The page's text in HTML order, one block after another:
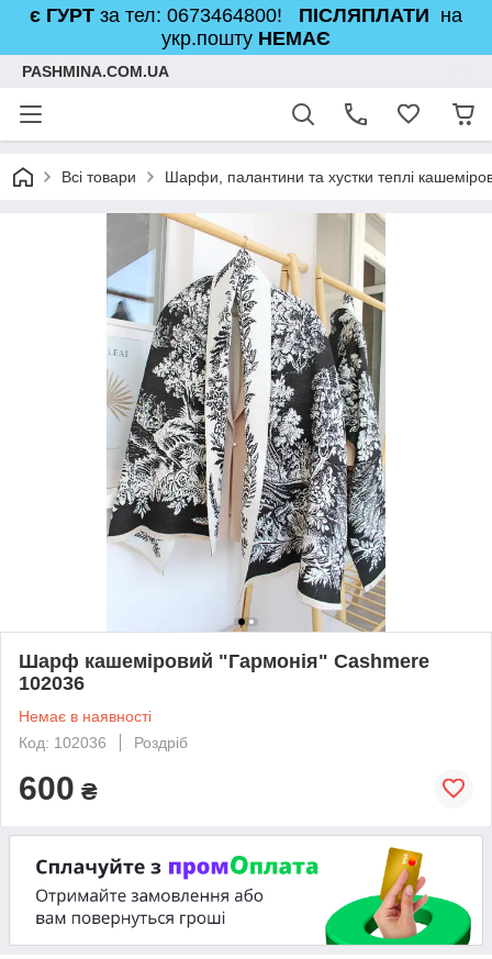
є ГУРТ за тел: 0673464800! ПІСЛЯПЛАТИ на
укр.пошту НЕМАЄ
PASHMINA.COM.UA
Всі товари Шарфи, палантини та хустки теплі
Шарф кашеміровий "Гармонія" Cashmere
102036
Немає в наявності
Код: 102036
Роздріб
600 ₴